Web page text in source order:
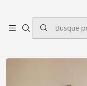
Inicio Decoración